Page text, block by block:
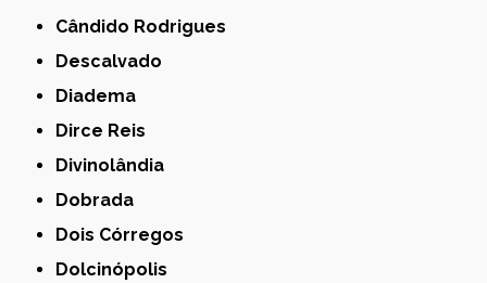
Cândido Rodrigues
Descalvado
Diadema
Dirce Reis
Divinolândia
Dobrada
Dois Córregos
Dolcinópolis